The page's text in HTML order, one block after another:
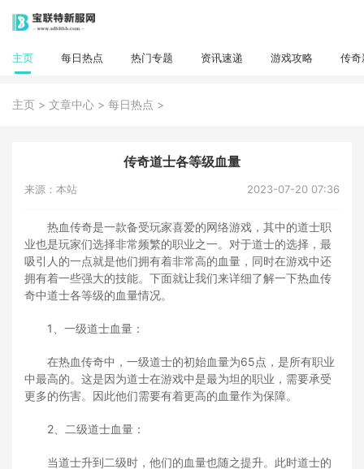
主页 每日热点 热门专题 资讯速递 游戏攻略 传奇
主页 > 文章中心 > 每日热点 >
传奇道士各等级血量
来源：本站 2023-07-20 07:36
热血传奇是一款备受玩家喜爱的网络游戏，其中的道士职
业也是玩家们选择非常频繁的职业之一。对于道士的选择，最
吸引人的一点就是他们拥有着非常高的血量，同时在游戏中还
拥有着一些强大的技能。下面就让我们来详细了解一下热血传
奇中道士各等级的血量情况。
1、一级道士血量：
在热血传奇中，一级道士的初始血量为65点，是所有职业
中最高的。这是因为道士在游戏中是最为坦的职业，需要承受
更多的伤害。因此他们需要有着更高的血量作为保障。
2、二级道士血量：
当道士升到二级时，他们的血量也随之提升。此时道士的